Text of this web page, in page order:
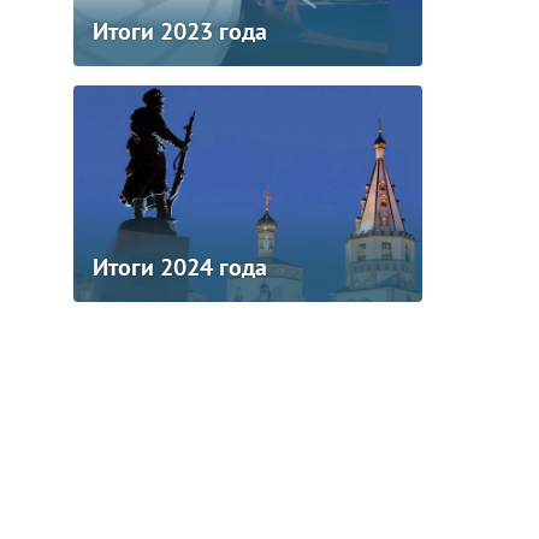
Итоги 2023 года
Итоги 2024 года